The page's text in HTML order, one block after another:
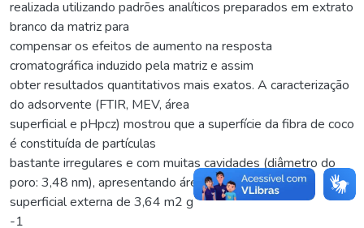
realizada utilizando padrões analíticos preparados em extrato
branco da matriz para
compensar os efeitos de aumento na resposta
cromatográfica induzido pela matriz e assim
obter resultados quantitativos mais exatos. A caracterização
do adsorvente (FTIR, MEV, área
superficial e pHpcz) mostrou que a superfície da fibra de coco
é constituída de partículas
bastante irregulares e com muitas cavidades (diâmetro do
poro: 3,48 nm), apresentando área
superficial externa de 3,64 m2 g
-1